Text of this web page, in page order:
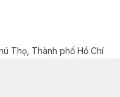
Thọ, Thành phố Hồ Chí